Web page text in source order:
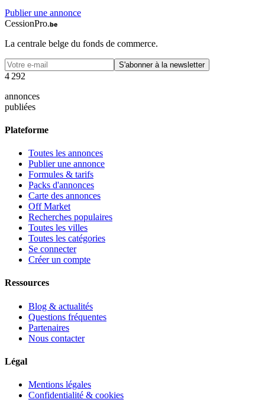
Publier une annonce
CessionPro.be
La centrale belge du fonds de commerce.
S'abonner à la newsletter
4 292
annonces
publiées
Plateforme
Toutes les annonces
Publier une annonce
Formules & tarifs
Packs d'annonces
Carte des annonces
Off Market
Recherches populaires
Toutes les villes
Toutes les catégories
Se connecter
Créer un compte
Ressources
Blog & actualités
Questions fréquentes
Partenaires
Nous contacter
Légal
Mentions légales
Confidentialité & cookies